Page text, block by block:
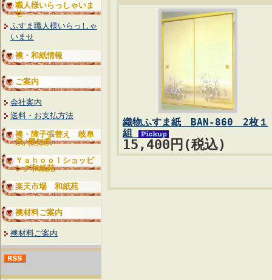
職人様いらっしゃいま
せ
ふすま職人様いらっしゃ
いませ
襖・和紙情報
ご案内
会社案内
送料・お支払方法
襖・障子張替え 岐阜
県/愛知県
Ｙａｈｏｏ！ショッピ
ング和紙苑
楽天市場 和紙苑
襖材料ご案内
襖材料ご案内
織物ふすま紙 BAN-860 2枚１
組
15,400円(税込)